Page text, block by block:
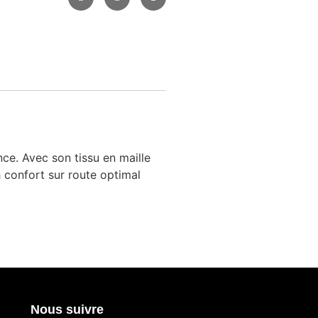
Avec son tissu en maille
confort sur route optimal
Nous suivre